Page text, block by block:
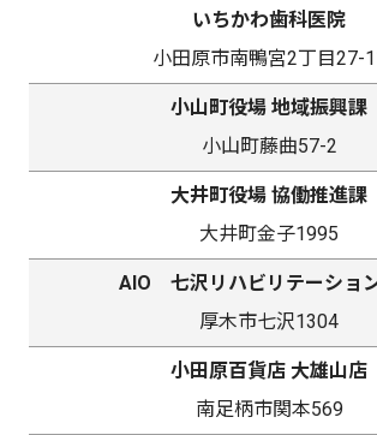
いちかわ歯科医院
小田原市南鴨宮2丁目27-
小山町役場 地域振興課
小山町藤曲57-2
大井町役場 協働推進課
大井町金子1995
AIO 七沢リハビリテーショ
厚木市七沢1304
小田原百貨店 大雄山店
南足柄市関本569